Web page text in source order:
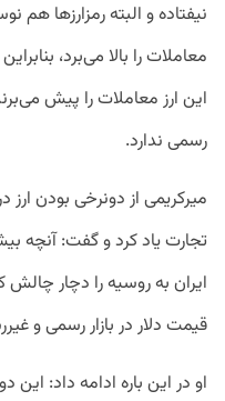
نیفتاده و البته رمزارزها
معاملات را بالا می‌برد،
این ارز معاملات را پیش
رسمی ندارد.
میرکریمی از دونرخی بودن
تجارت یاد کرد و گفت: آنچه
ایران به روسیه را دچار چالش
قیمت دلار در بازار رسمی و
او در این باره ادامه داد: